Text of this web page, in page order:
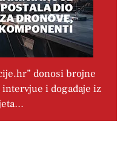
donosi brojne
i događaje iz